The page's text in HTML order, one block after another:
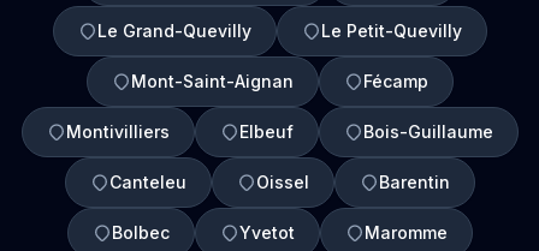
Le Grand-Quevilly Le Petit-Quevilly
Mont-Saint-Aignan Fécamp
Montivilliers Elbeuf Bois-Guillaume
Canteleu Oissel Barentin
Bolbec Yvetot Maromme